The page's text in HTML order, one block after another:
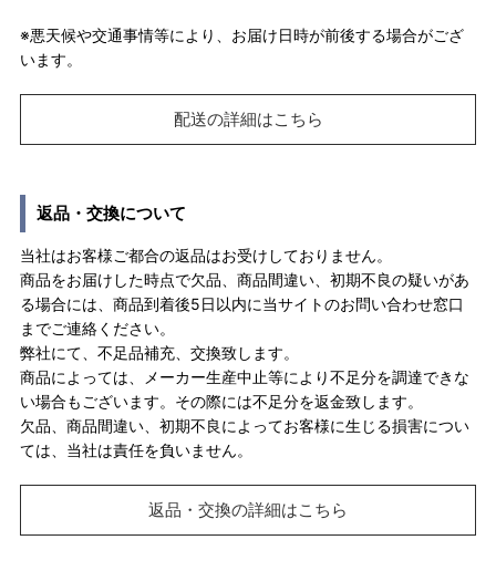
※悪天候や交通事情等により、お届け日時が前後する場合がござ
います。
配送の詳細はこちら
返品・交換について
当社はお客様ご都合の返品はお受けしておりません。
商品をお届けした時点で欠品、商品間違い、初期不良の疑いがあ
る場合には、商品到着後5日以内に当サイトのお問い合わせ窓口
までご連絡ください。
弊社にて、不足品補充、交換致します。
商品によっては、メーカー生産中止等により不足分を調達できな
い場合もございます。その際には不足分を返金致します。
欠品、商品間違い、初期不良によってお客様に生じる損害につい
ては、当社は責任を負いません。
返品・交換の詳細はこちら